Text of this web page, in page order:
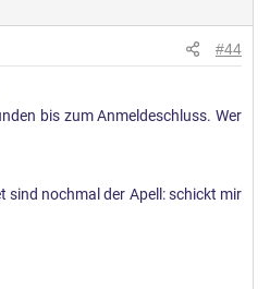
#44
bis zum Anmeldeschluss. Wer
sind nochmal der Apell: schickt mir